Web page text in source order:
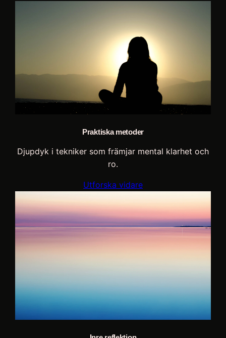
Praktiska metoder
Djupdyk i tekniker som främjar mental klarhet och
ro.
Utforska vidare